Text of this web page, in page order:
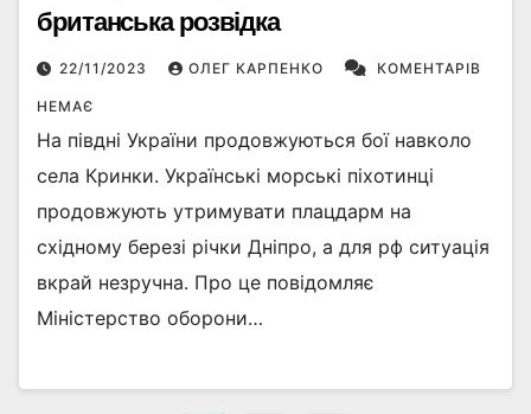
британська розвідка
22/11/2023 ОЛЕГ КАРПЕНКО КОМЕНТАРІВ
НЕМАЄ
На півдні України продовжуються бої навколо
села Кринки. Українські морські піхотинці
продовжують утримувати плацдарм на
східному березі річки Дніпро, а для рф ситуація
вкрай незручна. Про це повідомляє
Міністерство оборони…